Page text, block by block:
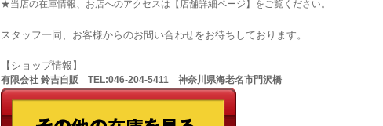
★当店の在庫情報、お店へのアクセスは【店舗詳細ページ】をご覧ください。
スタッフ一同、お客様からのお問い合わせをお待ちしております。
【ショップ情報】
有限会社 鈴吉自販 TEL:046-204-5411 神奈川県海老名市門沢橋